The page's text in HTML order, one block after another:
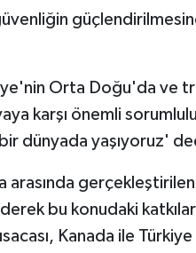
Orta Doğu'da ve
karşı önemli
dünyada yaşıyoruz'
arasında
bu konudaki
Kanada ile